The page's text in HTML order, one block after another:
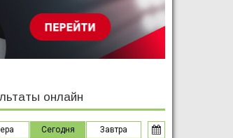
онлайн
Сегодня Завтра